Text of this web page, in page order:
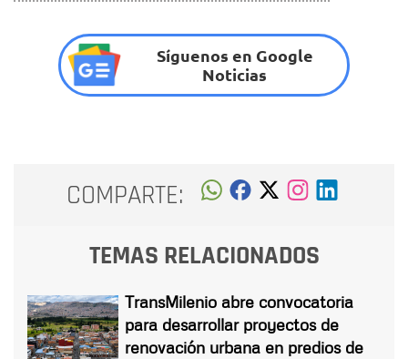
Síguenos en Google
Noticias
COMPARTE:
TEMAS RELACIONADOS
TransMilenio abre convocatoria
para desarrollar proyectos de
renovación urbana en predios de